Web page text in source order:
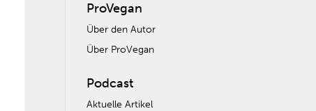
ProVegan
Über den Autor
Über ProVegan
Podcast
Aktuelle Artikel